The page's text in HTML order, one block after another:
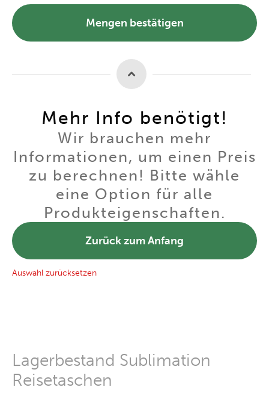
Mengen bestätigen
Mehr Info benötigt!
Wir brauchen mehr
Informationen, um einen Preis
zu berechnen! Bitte wähle
eine Option für alle
Produkteigenschaften.
Zurück zum Anfang
Auswahl zurücksetzen
Lagerbestand Sublimation
Reisetaschen